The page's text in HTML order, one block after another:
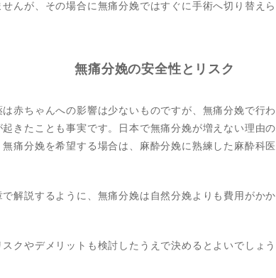
んが、その場合に無痛分娩ではすぐに手術へ切り替えら
無痛分娩の安全性とリスク
赤ちゃんへの影響は少ないものですが、無痛分娩で行
きたことも事実です。日本で無痛分娩が増えない理由
痛分娩を希望する場合は、麻酔分娩に熟練した麻酔科
解説するように、無痛分娩は自然分娩よりも費用がか
クやデメリットも検討したうえで決めるとよいでしょう